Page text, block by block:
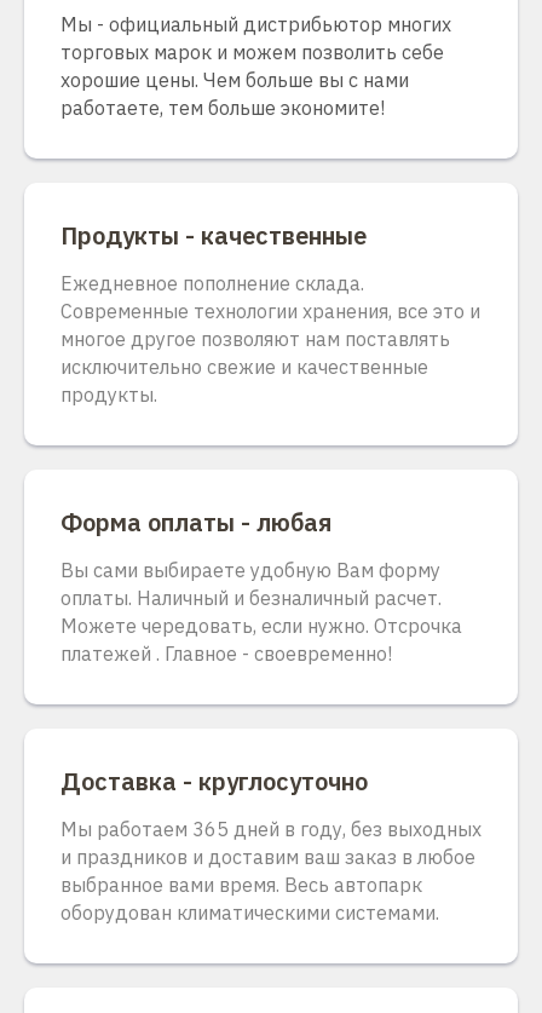
Мы - официальный дистрибьютор многих
торговых марок и можем позволить себе
хорошие цены. Чем больше вы с нами
работаете, тем больше экономите!
Продукты - качественные
Ежедневное пополнение склада.
Современные технологии хранения, все это и
многое другое позволяют нам поставлять
исключительно свежие и качественные
продукты.
Форма оплаты - любая
Вы сами выбираете удобную Вам форму
оплаты. Наличный и безналичный расчет.
Можете чередовать, если нужно. Отсрочка
платежей . Главное - своевременно!
Доставка - круглосуточно
Мы работаем 365 дней в году, без выходных
и праздников и доставим ваш заказ в любое
выбранное вами время. Весь автопарк
оборудован климатическими системами.